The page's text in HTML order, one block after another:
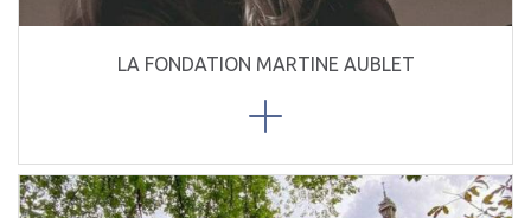
LA FONDATION MARTINE AUBLET